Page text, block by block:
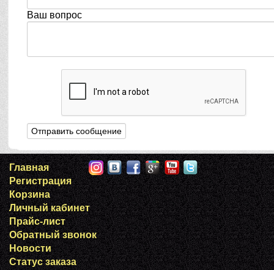
Ваш вопрос
Главная
Регистрация
Корзина
Личный кабинет
Прайс-лист
Обратный звонок
Новости
Статус заказа